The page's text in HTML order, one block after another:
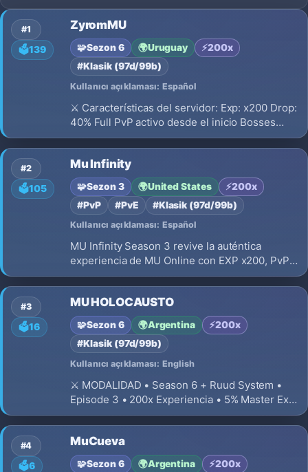
#1
🗳️139
ZyromMU
🧩Sezon 6 🌍Uruguay ⚡200x
#Klasik (97d/99b)
Kullanıcı açıklaması: Español
⚔️ Características del servidor: Exp: x200 Drop:
40% Full PvP activo desde el inicio Bosses
activos con excelentes recompensas Eventos
con premios en WCoin (WC) Economía
balanceada y estable 👑 Guerra de Clanes
(Castle Siege) Prepárate para conquis
#2
🗳️105
Mu Infinity
🧩Sezon 3 🌍United States ⚡200x
#PvP
#PvE #Klasik (97d/99b)
Kullanıcı açıklaması: Español
MU Infinity Season 3 revive la auténtica
experiencia de MU Online con EXP x200, PvP
sin Combo, PvM equilibrado, invasiones
clásicas, eventos exclusivos, sistema de Coins,
recompensas por Resets y Bosses. ¡Comienza
tu aventura!
#3
🗳️16
MU HOLOCAUSTO
🧩Sezon 6 🌍Argentina ⚡200x
#Klasik (97d/99b)
Kullanıcı açıklaması: English
⚔️ MODALIDAD • Season 6 + Ruud System •
Episode 3 • 200x Experiencia • 5% Master Exp
• 400 Levels • 200 Master Levels • 50 Resets
Máximos • 200 puntos por reset
#4
🗳️6
MuCueva
🧩Sezon 6 🌍Argentina ⚡200x